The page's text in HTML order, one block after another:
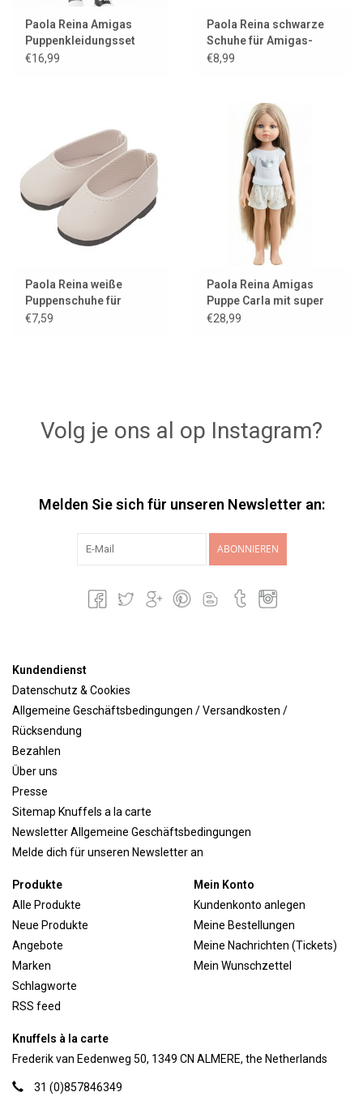
Paola Reina Amigas
Puppenkleidungsset
Cleo Sommer
€16,99
Paola Reina schwarze
Schuhe für Amigas-
Puppen
€8,99
Paola Reina weiße
Puppenschuhe für
Amigas-Puppen
€7,59
Paola Reina Amigas
Puppe Carla mit super
langem Haar
€28,99
Volg je ons al op Instagram?
Melden Sie sich für unseren Newsletter an:
ABONNIEREN
Kundendienst
Datenschutz & Cookies
Allgemeine Geschäftsbedingungen / Versandkosten /
Rücksendung
Bezahlen
Über uns
Presse
Sitemap Knuffels a la carte
Newsletter Allgemeine Geschäftsbedingungen
Melde dich für unseren Newsletter an
Produkte
Alle Produkte
Neue Produkte
Angebote
Marken
Schlagworte
RSS feed
Mein Konto
Kundenkonto anlegen
Meine Bestellungen
Meine Nachrichten (Tickets)
Mein Wunschzettel
Knuffels à la carte
Frederik van Eedenweg 50, 1349 CN ALMERE, the Netherlands
31 (0)857846349